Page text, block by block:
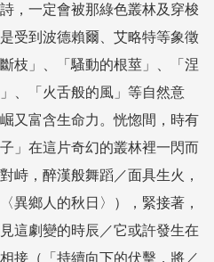
，一定會被那綠色叢林及穿梭
受到波德賴爾、艾略特等象徵
枝」、「騷動的根莖」、「涅
、「火舌般的風」等自然意
又富含生命力。恍惚間，時有
」在這片奇幻的叢林裡一閃而
峙，醉漢般舞蹈／面具生火，
異鄉人的秋日〉），緊接著，
這劇變的時辰／它或許發生在
接（「持續向下的伏擊，將／